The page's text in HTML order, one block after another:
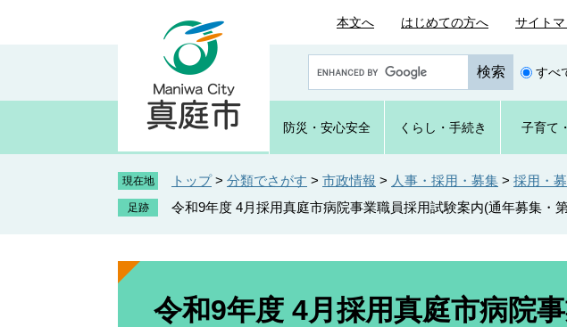
本文へ はじめての方へ サイト
o
e
カ
タ
すべ
防災・ 安心安全 くらし ・手続き 子育て
現在地 トップ > 分類でさがす > 市政情報 > 人事・採用・募集 > 採用・
令和9年度 4月採用真庭市病院事業職員採用試験案内(通年募集・
本
令和9年度 4月採用真庭市病院